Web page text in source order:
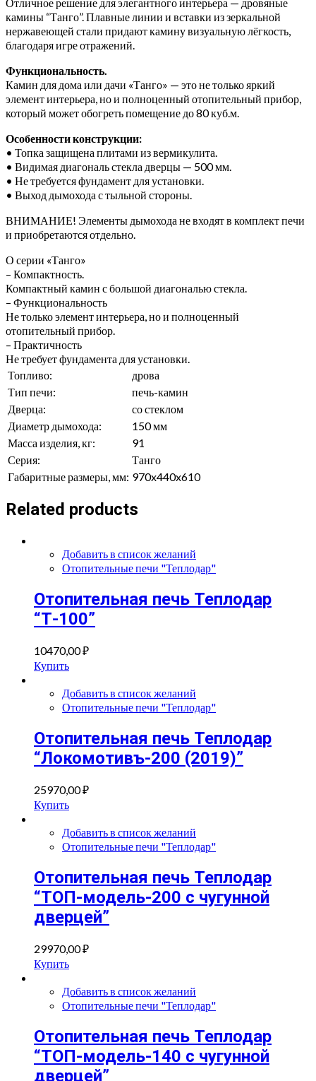
камины “Танго”. Плавные линии и вставки из зеркальной
нержавеющей стали придают камину визуальную лёгкость,
благодаря игре отражений.
Функциональность.
Камин для дома или дачи «Танго» — это не только яркий
элемент интерьера, но и полноценный отопительный прибор,
который может обогреть помещение до 80 куб.м.
Особенности конструкции:
• Топка защищена плитами из вермикулита.
• Видимая диагональ стекла дверцы — 500 мм.
• Не требуется фундамент для установки.
• Выход дымохода с тыльной стороны.
ВНИМАНИЕ! Элементы дымохода не входят в комплект печи
и приобретаются отдельно.
О серии «Танго»
– Компактность.
Компактный камин с большой диагональю стекла.
– Функциональность
Не только элемент интерьера, но и полноценный
отопительный прибор.
– Практичность
Не требует фундамента для установки.
Топливо:
дрова
Тип печи:
печь-камин
Дверца:
со стеклом
Диаметр дымохода:
150 мм
Масса изделия, кг:
91
Серия:
Танго
Габаритные размеры, мм: 970x440x610
Related products
Добавить в список желаний
Отопительные печи "Теплодар"
Отопительная печь Теплодар
“Т-100”
10470,00₽
Купить
Добавить в список желаний
Отопительные печи "Теплодар"
Отопительная печь Теплодар
“Локомотивъ-200 (2019)”
25970,00₽
Купить
Добавить в список желаний
Отопительные печи "Теплодар"
Отопительная печь Теплодар
“ТОП-модель-200 с чугунной
дверцей”
29970,00₽
Купить
Добавить в список желаний
Отопительные печи "Теплодар"
Отопительная печь Теплодар
“ТОП-модель-140 с чугунной
дверцей”